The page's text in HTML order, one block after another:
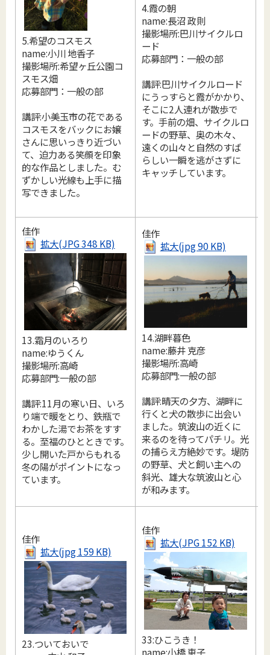
5.希望のコスモス
name:小川 地香子
撮影場所:希望ヶ丘公園コ
スモス畑
応募部門：一般の部
講評:小美玉市の花である
コスモスをバックにお嬢
さんに思いっきり近づい
て、迫力ある笑顔を印象
的な作品としました。む
ずかしい光線も上手に描
写できました。
4.霞の朝
name:長沼 政則
撮影場所:巴川サイクルロ
ード
応募部門：一般の部
講評:巴川サイクルロード
にうっすらと霞がかかり、
そこに2人連れが散歩で
す。手前の畑、サイクルロ
ードの野草、奥の木々、
遠くの山々と自然のすば
らしい一瞬を逃がさずに
キャッチしています。
佳作
拡大(JPG 348 KB)
13.霜月のいろり
name:ゆうくん
撮影場所:高崎
応募部門:一般の部
講評:11月の寒い日、いろ
り端で暖をとり、鉄瓶で
わかした湯でお茶をすす
る。至福のひとときです。
少し開いた戸からもれる
冬の陽がポイントになっ
ています。
佳作
拡大(jpg 90 KB)
14.湖畔暮色
name:藤井 克彦
撮影場所:高崎
応募部門:一般の部
講評:晴天の夕方、湖畔に
行くと犬の散歩に出会い
ました。筑波山の近くに
来るのを待ってパチリ。光
の捕らえ方絶妙です。堤防
の野草、犬と飼い主への
斜光、雄大な筑波山と心
が和みます。
佳作
拡大(jpg 159 KB)
23.ついておいで
佳作
拡大(JPG 152 KB)
33:ひこうき！
name:小橋 恵子